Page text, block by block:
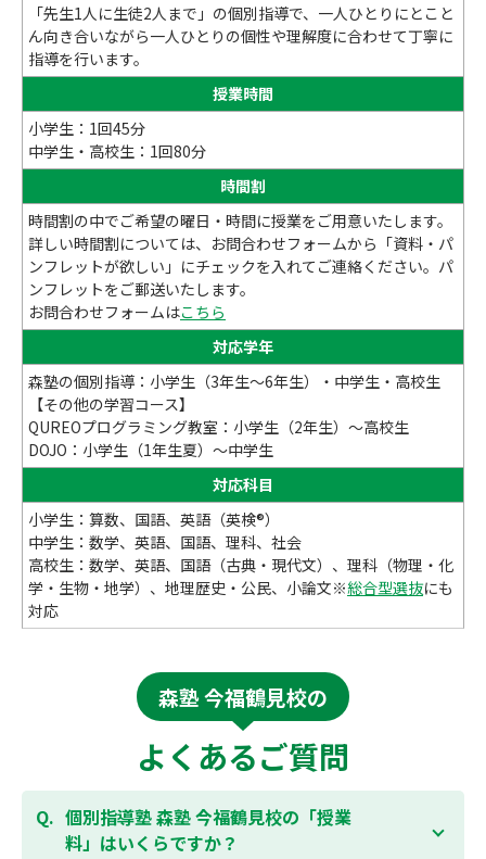
「先生1人に生徒2人まで」の個別指導で、一人ひとりにとこと
ん向き合いながら一人ひとりの個性や理解度に合わせて丁寧に
指導を行います。
授業時間
小学生：1回45分
中学生・高校生：1回80分
時間割
時間割の中でご希望の曜日・時間に授業をご用意いたします。
詳しい時間割については、お問合わせフォームから「資料・パ
ンフレットが欲しい」にチェックを入れてご連絡ください。パ
ンフレットをご郵送いたします。
お問合わせフォームはこちら
対応学年
森塾の個別指導：小学生（3年生～6年生）・中学生・高校生
【その他の学習コース】
QUREOプログラミング教室：小学生（2年生）～高校生
DOJO：小学生（1年生夏）～中学生
対応科目
小学生：算数、国語、英語（英検®）
中学生：数学、英語、国語、理科、社会
高校生：数学、英語、国語（古典・現代文）、理科（物理・化
学・生物・地学）、地理歴史・公民、小論文※総合型選抜にも
対応
森塾 今福鶴見校の
よくあるご質問
個別指導塾 森塾 今福鶴見校の「授業
料」はいくらですか？